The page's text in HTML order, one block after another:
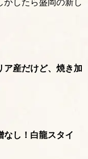
かしたら盛岡の新し
産だけど、焼き加
なし！白龍スタイ